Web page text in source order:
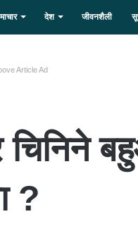
देश जीवनशैली
Article Ad
?